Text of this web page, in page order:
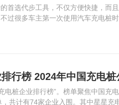
首选代步工具，不仅方便快捷，而
过很多车主第一次使用汽车充电桩
项。
行榜 2024年中国充电桩
电桩企业排行榜”。榜单聚焦中国充
共计有74家企业入围。其中星星充